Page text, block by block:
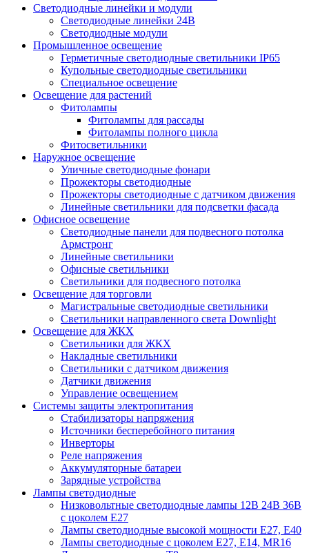
Светодиодные линейки и модули
Светодиодные линейки 24В
Светодиодные модули
Промышленное освещение
Герметичные светодиодные светильники IP65
Купольные светодиодные светильники
Специальное освещение
Освещение для растений
Фитолампы
Фитолампы для рассады
Фитолампы полного цикла
Фитосветильники
Наружное освещение
Уличные светодиодные фонари
Прожекторы светодиодные
Прожекторы светодиодные с датчиком движения
Линейные светильники для подсветки фасада
Офисное освещение
Cветодиодные панели для подвесного потолка
Армстронг
Линейные светильники
Офисные светильники
Светильники для подвесного потолка
Освещение для торговли
Магистральные светодиодные светильники
Светильники направленного света Downlight
Освещение для ЖКХ
Светильники для ЖКХ
Накладные светильники
Светильники с датчиком движения
Датчики движения
Управление освещением
Системы защиты электропитания
Стабилизаторы напряжения
Источники бесперебойного питания
Инверторы
Реле напряжения
Аккумуляторные батареи
Зарядные устройства
Лампы светодиодные
Низковольтные светодиодные лампы 12В 24В 36В
с цоколем Е27
Лампы светодиодные высокой мощности Е27, Е40
Лампы светодиодные с цоколем Е27, Е14, MR16